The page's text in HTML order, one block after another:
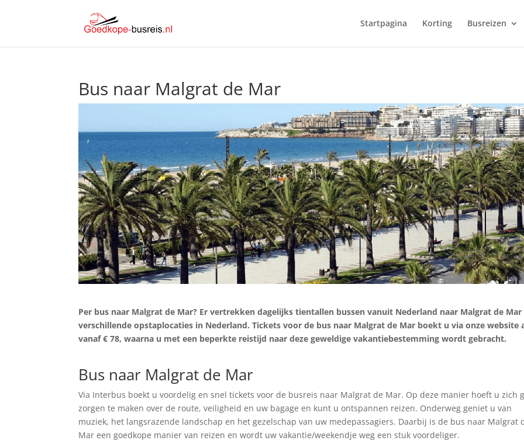
Startpagina Korting Busreizen
Bus naar Malgrat de Mar
Per bus naar Malgrat de Mar? Er vertrekken dagelijks tientallen bussen vanuit Nederland naar Malgrat de
verschillende opstaplocaties in Nederland. Tickets voor de bus naar Malgrat de Mar boekt u via onze website
vanaf € 78, waarna u met een beperkte reistijd naar deze geweldige vakantiebestemming wordt gebracht.
Bus naar Malgrat de Mar
Via Interbus boekt u voordelig en snel tickets voor de busreis naar Malgrat de Mar. Op deze manier hoeft u zich
zorgen te maken over de route, veiligheid en uw bagage en kunt u ontspannen reizen. Onderweg geniet u van
muziek, het langsrazende landschap en het gezelschap van uw medepassagiers. Daarbij is de bus naar Malgrat
Mar een goedkope manier van reizen en wordt uw vakantie/weekendje weg een stuk voordeliger.